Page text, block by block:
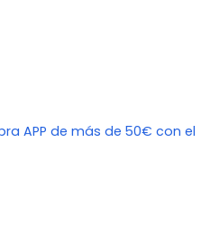
APP de más de 50€ con el